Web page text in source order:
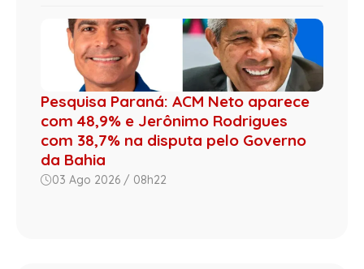
Pesquisa Paraná: ACM Neto aparece
com 48,9% e Jerônimo Rodrigues
com 38,7% na disputa pelo Governo
da Bahia
03 Ago 2026 / 08h22